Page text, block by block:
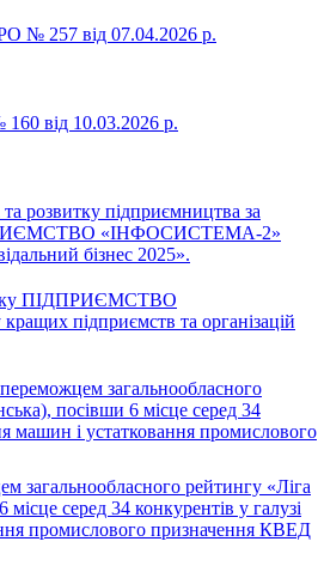
№ 257 від 07.04.2026 р.
від 10.03.2026 р.
розвитку підприємництва за
«ІНФОСИСТЕМА-2»
бізнес 2025».
року ПІДПРИЄМСТВО
підприємств та організацій
загальнообласного
посівши 6 місце серед 34
машин і устатковання промислового
загальнообласного рейтингу «Ліга
серед 34 конкурентів у галузі
промислового призначення КВЕД